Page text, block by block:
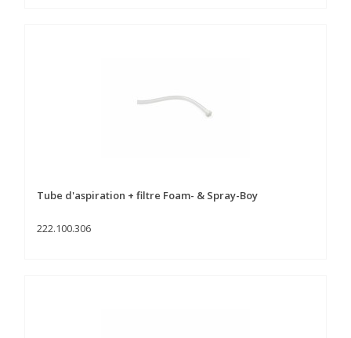
Tube d'aspiration + filtre Foam- & Spray-Boy
222.100.306